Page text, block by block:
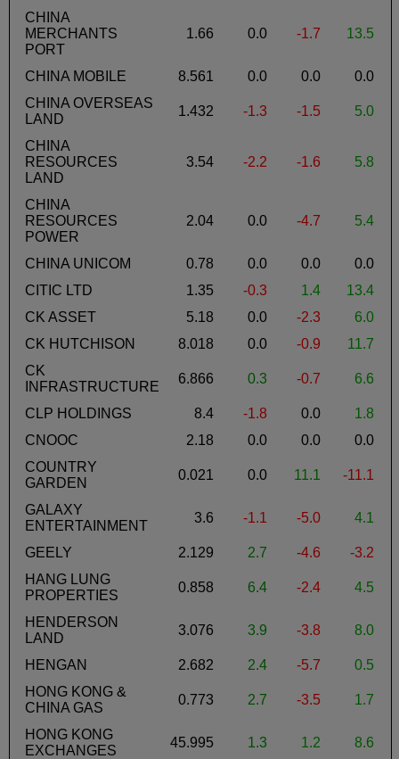
CHINA
MERCHANTS
PORT
1.66 0.0 -1.7 13.5
CHINA MOBILE 8.561 0.0 0.0
0.0
CHINA OVERSEAS
LAND
1.432 -1.3 -1.5 5.0
CHINA
RESOURCES
LAND
3.54 -2.2 -1.6 5.8
CHINA
RESOURCES
POWER
2.04 0.0 -4.7 5.4
CHINA UNICOM 0.78 0.0 0.0
0.0
CITIC LTD
1.35 -0.3 1.4
13.4
CK ASSET
5.18 0.0 -2.3
6.0
CK HUTCHISON
8.018 0.0 -0.9
11.7
CK
INFRASTRUCTURE
6.866 0.3 -0.7 6.6
CLP HOLDINGS 8.4 -1.8 0.0
1.8
CNOOC
2.18 0.0 0.0
0.0
COUNTRY
GARDEN
0.021 0.0 11.1 -11.1
GALAXY
ENTERTAINMENT
3.6 -1.1 -5.0 4.1
GEELY 2.129 2.7 -4.6 -3.2
HANG LUNG
PROPERTIES
0.858 6.4 -2.4 4.5
HENDERSON
LAND
3.076 3.9 -3.8 8.0
HENGAN 2.682 2.4 -5.7 0.5
HONG KONG &
CHINA GAS
0.773 2.7 -3.5 1.7
HONG KONG
EXCHANGES
45.995 1.3 1.2 8.6